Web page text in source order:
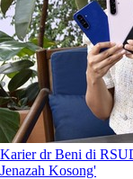
Karier dr Beni di
Jenazah Kosong'